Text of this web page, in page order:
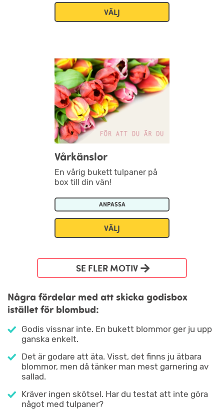
VÄLJ
Vårkänslor
En vårig bukett tulpaner på
box till din vän!
ANPASSA
VÄLJ
SE FLER MOTIV
Några fördelar med att skicka godisbox
istället för blombud:
Godis vissnar inte. En bukett blommor ger ju upp
ganska enkelt.
Det är godare att äta. Visst, det finns ju ätbara
blommor, men då tänker man mest garnering av
sallad.
Kräver ingen skötsel. Har du testat att inte göra
något med tulpaner?